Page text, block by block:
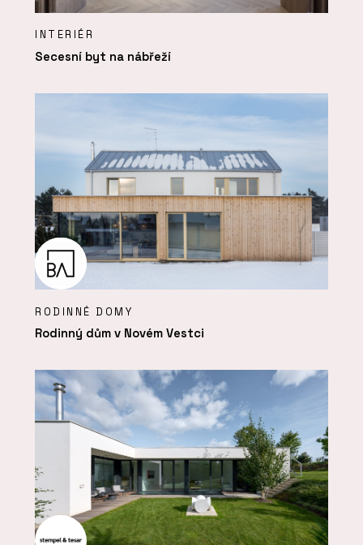
INTERIÉR
Secesní byt na nábřeží
RODINNÉ DOMY
Rodinný dům v Novém Vestci